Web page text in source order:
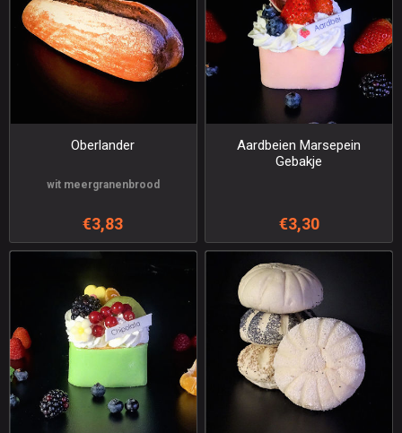
Oberlander
wit meergranenbrood
€3,83
Aardbeien Marsepein
Gebakje
€3,30